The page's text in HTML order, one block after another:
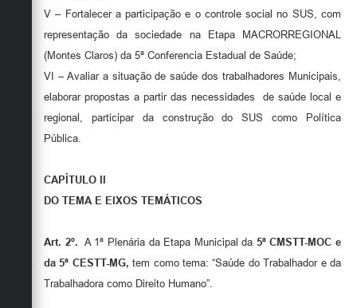
V – Fortalecer a participação e o controle social no SUS, com
representação da sociedade na Etapa MACRORREGIONAL
(Montes Claros) da 5ª Conferencia Estadual de Saúde;
VI – Avaliar a situação de saúde dos trabalhadores Municipais,
elaborar propostas a partir das necessidades de saúde local e
regional, participar da construção do SUS como Política
Pública.
CAPÍTULO II
DO TEMA E EIXOS TEMÁTICOS
Art. 2º. A 1ª Plenária da Etapa Municipal da 5ª CMSTT-MOC e
da 5ª CESTT-MG, tem como tema: “Saúde do Trabalhador e da
Trabalhadora como Direito Humano”.